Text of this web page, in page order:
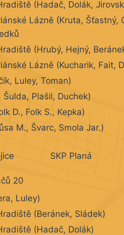
(Hadač, Dolák,
Lázně (Kruta, Šťastný,
(Hrubý, Hejný,
Lázně (Kucharik, Fait,
Luley, Toman)
Plašil, Duchek)
D., Folk S., Kepka)
M., Švarc, Smola Jar.)
SKP Planá
20
Luley)
(Beránek, Sládek)
(Hadač, Dolák)